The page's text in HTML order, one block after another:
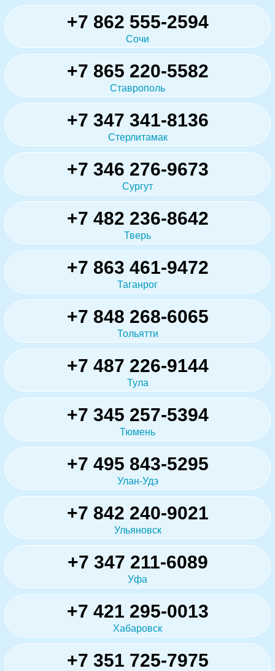
+7 862 555-2594
Сочи
+7 865 220-5582
Ставрополь
+7 347 341-8136
Стерлитамак
+7 346 276-9673
Сургут
+7 482 236-8642
Тверь
+7 863 461-9472
Таганрог
+7 848 268-6065
Тольятти
+7 487 226-9144
Тула
+7 345 257-5394
Тюмень
+7 495 843-5295
Улан-Удэ
+7 842 240-9021
Ульяновск
+7 347 211-6089
Уфа
+7 421 295-0013
Хабаровск
+7 351 725-7975